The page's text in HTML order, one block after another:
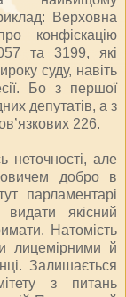
Верховна
конфіскацію
та 3199, які
суду, навіть
Бо з першої
депутатів, а з
226.
неточності, але
добро в
парламентарі
якісний
Натомість
лицемірними й
Залишається
з питань